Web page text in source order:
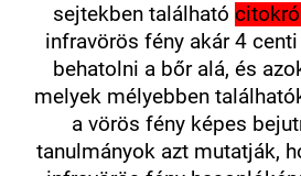
sejtekben található
infravörös fény akár 4
behatolni a bőr alá, és
melyek mélyebben
a vörös fény képes
tanulmányok azt mutatják,